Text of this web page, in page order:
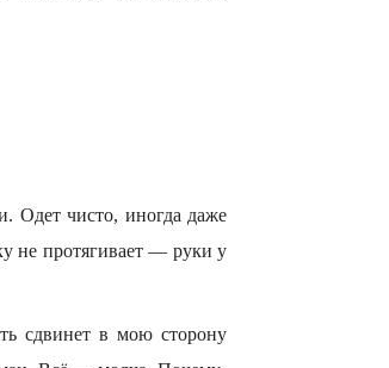
Одет чисто, иногда даже
не протягивает — руки у
сдвинет в мою сторону